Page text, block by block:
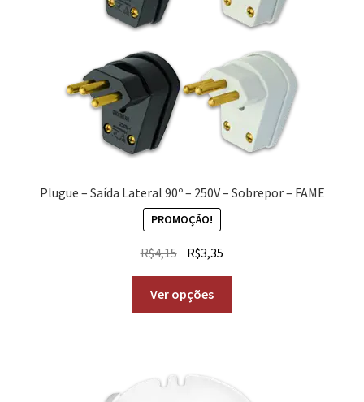
Plugue – Saída Lateral 90º – 250V – Sobrepor – FAME
PROMOÇÃO!
R$4,15 R$3,35
Ver opções